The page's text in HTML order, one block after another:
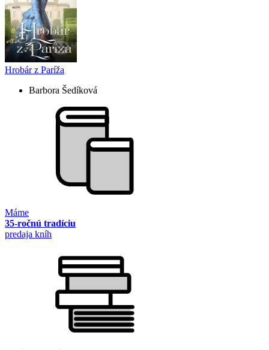
Hrobár z Paríža
Barbora Šedíková
Máme
35-ročnú tradíciu
predaja kníh